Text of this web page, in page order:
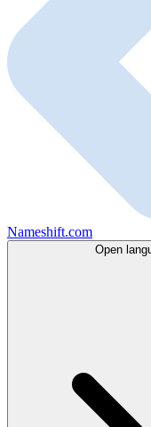
Nameshift.com
Open